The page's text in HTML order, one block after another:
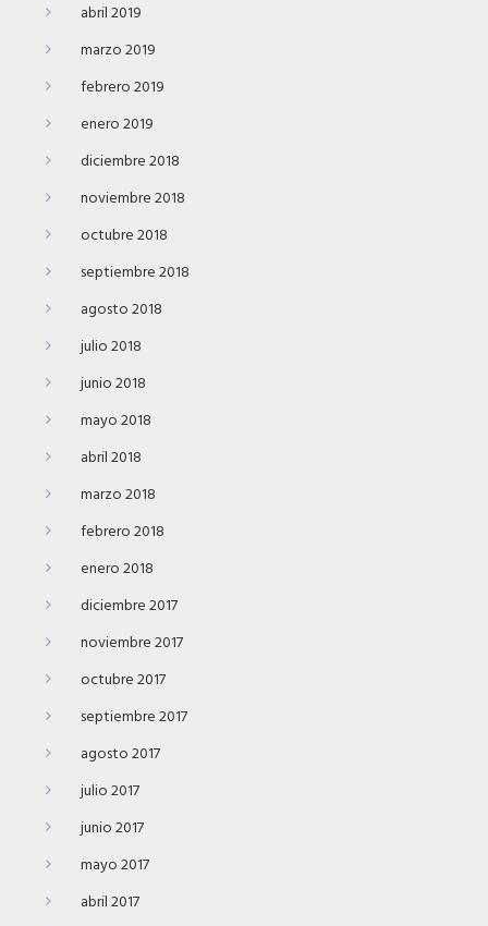
abril 2019
marzo 2019
febrero 2019
enero 2019
diciembre 2018
noviembre 2018
octubre 2018
septiembre 2018
agosto 2018
julio 2018
junio 2018
mayo 2018
abril 2018
marzo 2018
febrero 2018
enero 2018
diciembre 2017
noviembre 2017
octubre 2017
septiembre 2017
agosto 2017
julio 2017
junio 2017
mayo 2017
abril 2017